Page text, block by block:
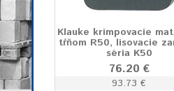
Klauke krimpovacie
tŕňom R50, lisovacie
séria K50
76.20 €
93.73 €